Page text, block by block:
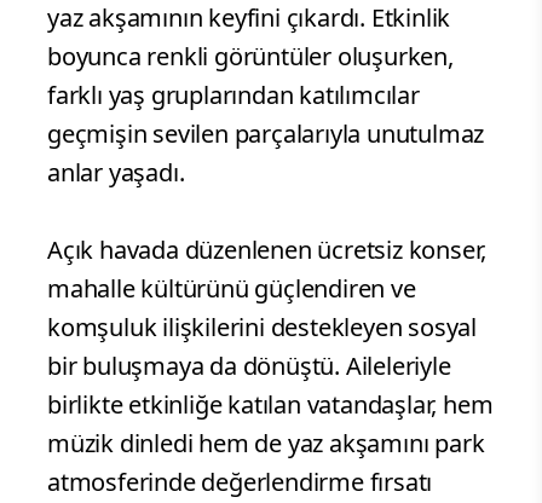
yaz akşamının keyfini çıkardı. Etkinlik
boyunca renkli görüntüler oluşurken,
farklı yaş gruplarından katılımcılar
geçmişin sevilen parçalarıyla unutulmaz
anlar yaşadı.
Açık havada düzenlenen ücretsiz konser,
mahalle kültürünü güçlendiren ve
komşuluk ilişkilerini destekleyen sosyal
bir buluşmaya da dönüştü. Aileleriyle
birlikte etkinliğe katılan vatandaşlar, hem
müzik dinledi hem de yaz akşamını park
atmosferinde değerlendirme fırsatı